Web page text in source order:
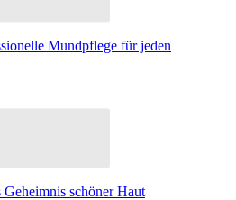
Mundpflege für jeden
schöner Haut